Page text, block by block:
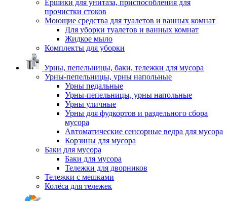
Ершики для унитаза, приспособления для
прочистки стоков
Моющие средства для туалетов и ванных комнат
Для уборки туалетов и ванных комнат
Жидкое мыло
Комплекты для уборки
Урны, пепельницы, баки, тележки для мусора
Урны-пепельницы, урны напольные
Урны педальные
Урны-пепельницы, урны напольные
Урны уличные
Урны для фудкортов и раздельного сбора
мусора
Автоматические сенсорные ведра для мусора
Корзины для мусора
Баки для мусора
Баки для мусора
Тележки для дворников
Тележки с мешками
Колёса для тележек